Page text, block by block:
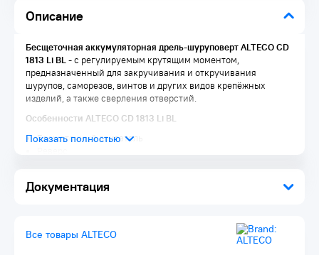
Описание
Документация
Бесщеточная аккумуляторная дрель-шуруповерт ALTECO CD
1813 Li BL- с регулируемым крутящим моментом,
предназначенный для закручивания и откручивания
шурупов, саморезов, винтов и других видов крепёжных
изделий, а также сверления отверстий.
Особенности ALTECO CD 1813 Li BL
Бесщеточный двигатель
Подсветка
Все товары ALTECO